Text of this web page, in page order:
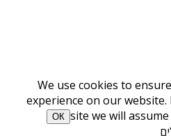
We use cookies to
experience on our
site we will
ОК